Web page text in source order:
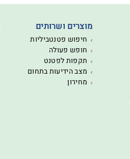
מוצרים ושרותים
חיפוש פטנטביליות
חופש פעולה
תקפות לפטנט
מצב הידיעות בתחום
מחירון